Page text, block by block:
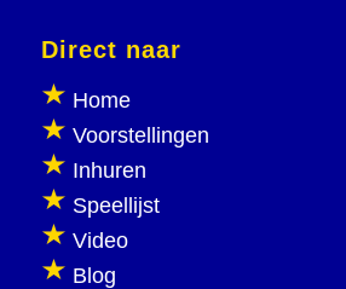
Direct naar
Home
Voorstellingen
Inhuren
Speellijst
Video
Blog